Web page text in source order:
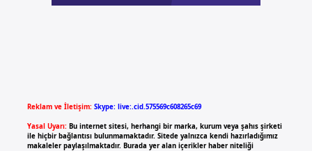
Reklam ve İletişim: Skype: live:.cid.575569c608265c69
Yasal Uyarı: Bu internet sitesi, herhangi bir marka, kurum veya şahıs şirketi
ile hiçbir bağlantısı bulunmamaktadır. Sitede yalnızca kendi hazırladığımız
makaleler paylaşılmaktadır. Burada yer alan içerikler haber niteliği